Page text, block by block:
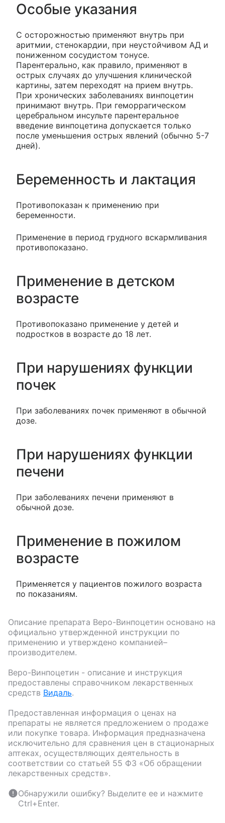
Особые указания
С осторожностью применяют внутрь при
аритмии, стенокардии, при неустойчивом АД и
пониженном сосудистом тонусе.
Парентерально, как правило, применяют в
острых случаях до улучшения клинической
картины, затем переходят на прием внутрь.
При хронических заболеваниях винпоцетин
принимают внутрь. При геморрагическом
церебральном инсульте парентеральное
введение винпоцетина допускается только
после уменьшения острых явлений (обычно 5-7
дней).
Беременность и лактация
Противопоказан к применению при
беременности.
Применение в период грудного вскармливания
противопоказано.
Применение в детском
возрасте
Противопоказано применение у детей и
подростков в возрасте до 18 лет.
При нарушениях функции
почек
При заболеваниях почек применяют в обычной
дозе.
При нарушениях функции
печени
При заболеваниях печени применяют в
обычной дозе.
Применение в пожилом
возрасте
Применяется у пациентов пожилого возраста
по показаниям.
Описание препарата Веро-Винпоцетин основано на
официально утвержденной инструкции по
применению и утверждено компанией–
производителем.
Веро-Винпоцетин - описание и инструкция
предоставлены справочником лекарственных
средств Видаль.
Предоставленная информация о ценах на
препараты не является предложением о продаже
или покупке товара. Информация предназначена
исключительно для сравнения цен в стационарных
аптеках, осуществляющих деятельность в
соответствии со статьей 55 ФЗ «Об обращении
лекарственных средств».
Обнаружили ошибку? Выделите ее и нажмите
Ctrl+Enter.